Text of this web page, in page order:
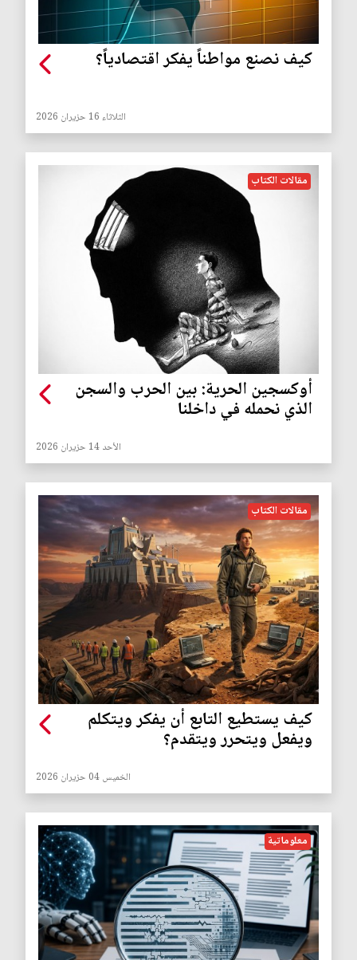
كيف نصنع مواطناً يفكر اقتصادياً؟
الثلاثاء 16 حزيران 2026
مقالات الكتاب
أوكسجين الحرية: بين الحرب والسجن
الذي نحمله في داخلنا
الأحد 14 حزيران 2026
مقالات الكتاب
كيف يستطيع التابع أن يفكر ويتكلم
ويفعل ويتحرر ويتقدم؟
الخميس 04 حزيران 2026
معلوماتية